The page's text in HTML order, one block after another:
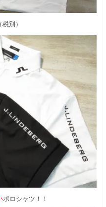
別）
ポロシャツ！！